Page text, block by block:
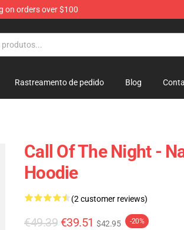
on orders over $100
Rastreamento de pedido Blog
Call Of The Night -
Hoodie
(2 customer reviews)
€49.39 €39.51 $42.95 -20%